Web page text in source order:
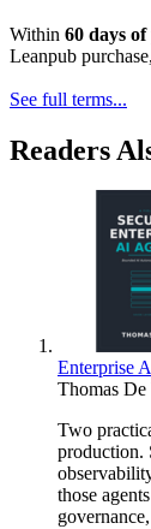
Within 60 days
Leanpub
See full terms...
Readers
Enterprise
Thomas De
Two
production.
those